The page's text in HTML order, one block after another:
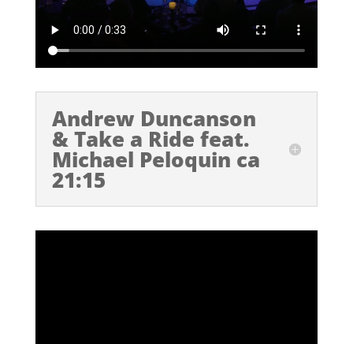
Andrew Duncanson
& Take a Ride feat.
Michael Peloquin ca
21:15